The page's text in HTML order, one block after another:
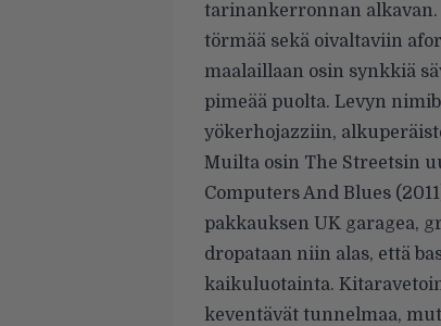
tarinankerronnan alkavan.
törmää sekä oivaltaviin
maalaillaan osin synkkiä
pimeää puolta. Levyn
yökerhojazziin,
Muilta osin The Streetsin
Computers And Blues
pakkauksen UK garagea,
dropataan niin alas, että
kaikuluotainta.
keventävät tunnelmaa,